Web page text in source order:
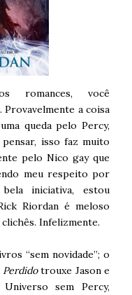
romances, você
Provavelmente a coisa
queda pelo Percy,
isso faz muito
pelo Nico gay que
meu respeito por
iniciativa, estou
Riordan é meloso
Infelizmente.
“sem novidade”; o
trouxe Jason e
sem Percy,